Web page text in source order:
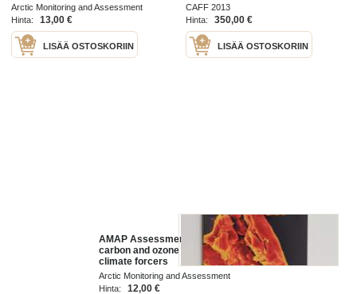
Arctic Monitoring and Assessment
Programme 2015
Hinta: 13,00 €
LISÄÄ OSTOSKORIIN
CAFF 2013
Hinta:
350,00 €
LISÄÄ OSTOSKORIIN
AMAP Assessment 2015 : Black
carbon and ozone as Arctic
climate forcers
Arctic Monitoring and Assessment
Programme 2015
Hinta: 12,00 €